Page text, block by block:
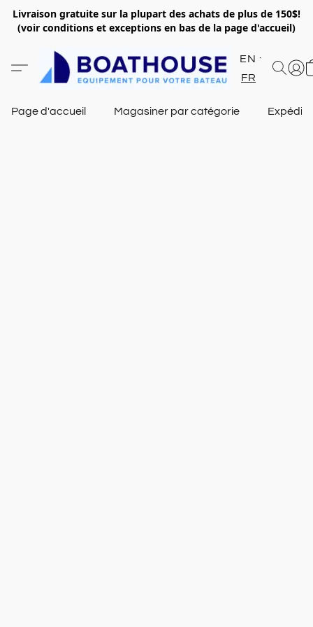
Livraison gratuite sur la plupart des achats de plus de 150$!
(voir conditions et exceptions en bas de la page d'accueil)
EN
FR
Page d'accueil Magasiner par catégorie